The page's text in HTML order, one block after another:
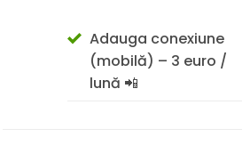
Adauga conexiune
(mobilă) – 3 euro /
lună 📲